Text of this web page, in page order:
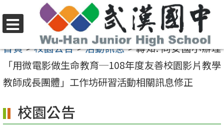
至
內
區
選
單
首頁>校園公告>活動訊息>轉知: 同安國小辦理
「用微電影做生命教育─108年度友善校園影片教學
教師成長團體」工作坊研習活動相關訊息修正
校園公告